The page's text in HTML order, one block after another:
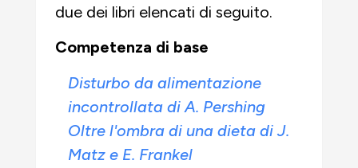
due dei libri elencati di seguito.
Competenza di base
Disturbo da alimentazione
incontrollata di A. Pershing
Oltre l'ombra di una dieta di J.
Matz e E. Frankel